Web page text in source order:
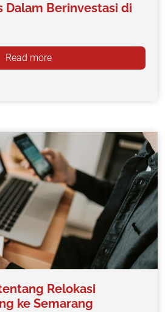
Dalam Berinvestasi di
Read more
Relokasi
ke Semarang